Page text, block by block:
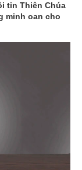
tin Thiên Chúa
minh oan cho